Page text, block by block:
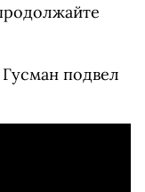
подвел